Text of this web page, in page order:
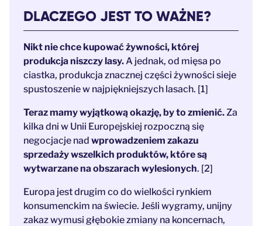
DLACZEGO JEST TO WAŻNE?
Nikt nie chce kupować żywności, której
produkcja niszczy lasy.A jednak, od mięsa po
ciastka, produkcja znacznej części żywności sieje
spustoszenie w najpiękniejszych lasach. [1]
Teraz mamy wyjątkową okazję, by to zmienić.Za
kilka dni w Unii Europejskiej rozpoczną się
negocjacje nad wprowadzeniem zakazu
sprzedaży wszelkich produktów, które są
wytwarzane na obszarach wylesionych. [2]
Europa jest drugim co do wielkości rynkiem
konsumenckim na świecie. Jeśli wygramy, unijny
zakaz wymusi głębokie zmiany na koncernach,